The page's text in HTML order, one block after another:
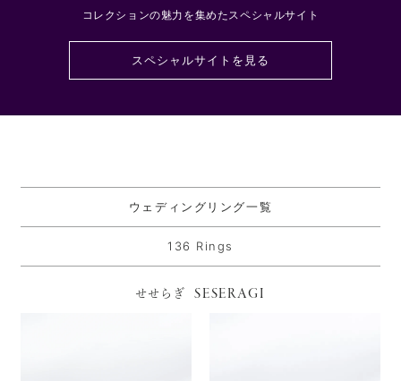
コレクションの魅力を集めたスペシャルサイト
スペシャルサイトを見る
ウェディングリング一覧
136 Rings
せせらぎ SESERAGI